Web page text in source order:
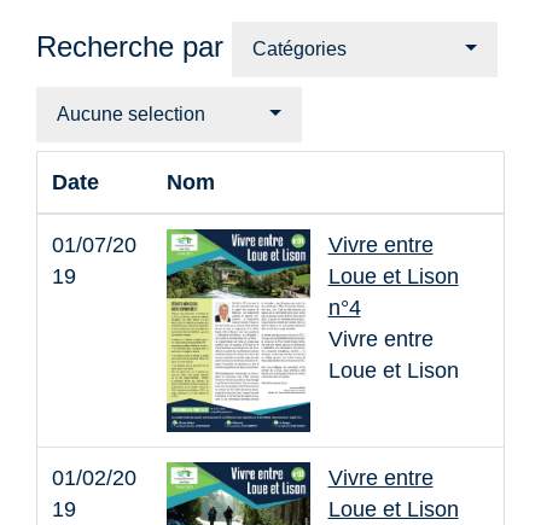
Recherche par Catégories
Aucune selection
Date Nom
01/07/20
19
Vivre entre
Loue et Lison
n°4
Vivre entre
Loue et Lison
01/02/20
19
Vivre entre
Loue et Lison